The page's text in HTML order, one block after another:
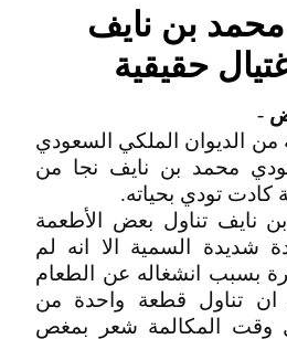
محمد بن نايف
حقيقية
-
الديوان الملكي السعودي
محمد بن نايف نجا من
كادت تودي بحياته.
نايف تناول بعض الأطعمة
شديدة السمية الا انه لم
بسبب انشغاله عن الطعام
ان تناول قطعة واحدة من
وقت المكالمة شعر بمغص